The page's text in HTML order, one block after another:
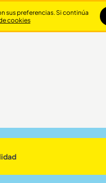
sus preferencias. Si continúa
cookies